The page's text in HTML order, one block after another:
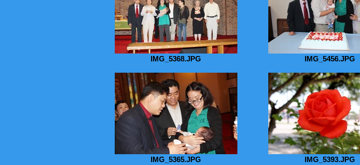
IMG_5368.JPG IMG_5456.JPG
IMG_5365.JPG IMG_5393.JPG